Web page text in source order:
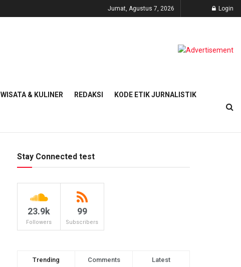
Jumat, Agustus 7, 2026 Login
WISATA & KULINER REDAKSI KODE ETIK JURNALISTIK
Stay Connected test
23.9k
Followers
99
Subscribers
Trending Comments Latest